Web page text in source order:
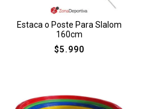
Estaca o Poste Para Slalom
160cm
$5.990